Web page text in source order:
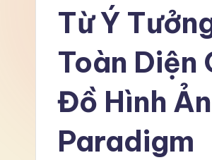
Từ Ý
Toàn Diện
Đồ Hình
Paradigm